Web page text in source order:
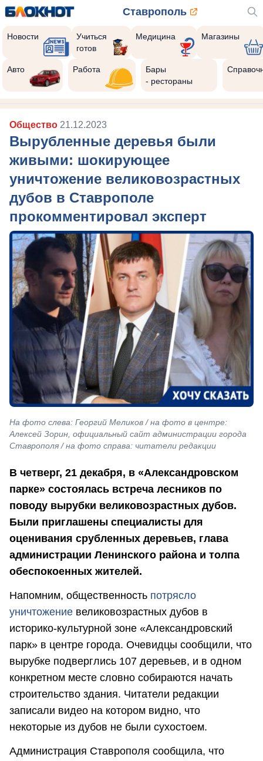
Ставрополь
Новости
Учиться
готов
Медицина Магазины
Авто Работа
Бары
- рестораны
Общество 21.12.2023
Вырубленные деревья были
живыми: шокирующее
уничтожение великовозрастных
дубов в Ставрополе
прокомментировал эксперт
На фото слева: Георгий Меликов / на фото в центре:
Алексей Зорин, официальный сайт администрации города
Ставрополя / на фото справа: читатели редакции
В четверг, 21 декабря, в «Александровском
парке» состоялась встреча лесников по
поводу вырубки великовозрастных дубов.
Были приглашены специалисты для
оценивания срубленных деревьев, глава
администрации Ленинского района и толпа
обеспокоенных жителей.
Напомним, общественность потрясло
уничтожение великовозрастных дубов в
историко-культурной зоне «Александровский
парк» в центре города. Очевидцы сообщили, что
вырубке подверглись 107 деревьев, и в одном
конкретном месте словно собираются начать
строительство здания. Читатели редакции
записали видео на котором видно, что
некоторые из дубов не были сухостоем.
Администрация Ставрополя сообщила, что